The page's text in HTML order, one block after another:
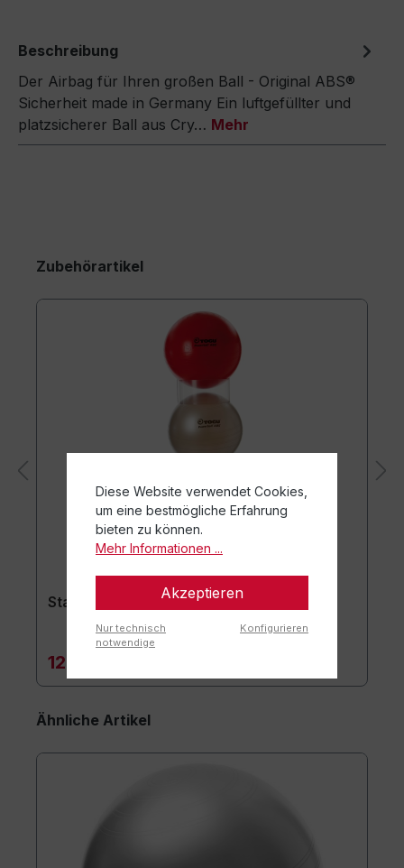
Beschreibung
Der Airbag für Ihren großen Ball - Original ABS®
Sicherheit made in Germany Ein luftgefüllter und
platzsicherer Ball aus Cry… Mehr
Zubehörartikel
Stapelhilfe 3er Set
129,90 €*
Ähnliche Artikel
Diese Website verwendet Cookies,
um eine bestmögliche Erfahrung
bieten zu können.
Mehr Informationen ...
Akzeptieren
Nur technisch
notwendige
Konfigurieren